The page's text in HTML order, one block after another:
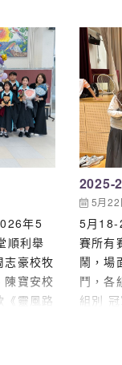
享拉開
人圖
課室
討。嘉
人生智
滿啟發
賓重新
年商會
受，接
「與嘉
向同學
勉勵靈
尋找機
掌聲。
人生道
比賽的亞
之旅
一人制賽
。那次的
而成為了
整旗
，全部
標，我
挑戰全
、變得
比想像
便迎頭
。經過一
地定格在
的，有
skies
we
年5
順利舉
志豪校牧
陳寶安校
靈風路
2025-
5月22
5月18-
賽所有
鬧，場
鬥，各
組別